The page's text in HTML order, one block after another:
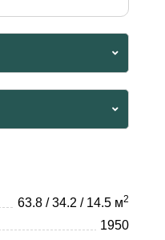
63.8 / 34.2 / 14.5 м2
1950